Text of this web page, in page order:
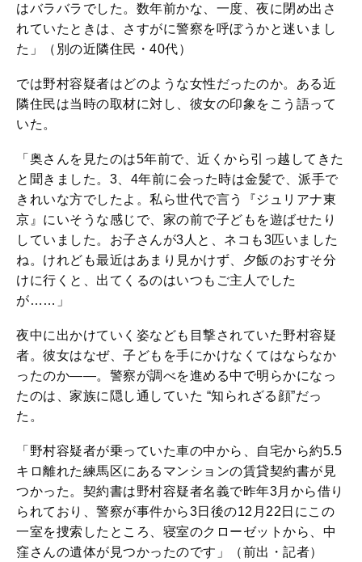
はバラバラでした。数年前かな、一度、夜に閉め出さ
れていたときは、さすがに警察を呼ぼうかと迷いまし
た」（別の近隣住民・40代）
では野村容疑者はどのような女性だったのか。ある近
隣住民は当時の取材に対し、彼女の印象をこう語って
いた。
「奥さんを見たのは5年前で、近くから引っ越してきた
と聞きました。3、4年前に会った時は金髪で、派手で
きれいな方でしたよ。私ら世代で言う『ジュリアナ東
京』にいそうな感じで、家の前で子どもを遊ばせたり
していました。お子さんが3人と、ネコも3匹いました
ね。けれども最近はあまり見かけず、夕飯のおすそ分
けに行くと、出てくるのはいつもご主人でした
が……」
夜中に出かけていく姿なども目撃されていた野村容疑
者。彼女はなぜ、子どもを手にかけなくてはならなか
ったのか――。警察が調べを進める中で明らかになっ
たのは、家族に隠し通していた “知られざる顔”だっ
た。
「野村容疑者が乗っていた車の中から、自宅から約5.5
キロ離れた練馬区にあるマンションの賃貸契約書が見
つかった。契約書は野村容疑者名義で昨年3月から借り
られており、警察が事件から3日後の12月22日にこの
一室を捜索したところ、寝室のクローゼットから、中
窪さんの遺体が見つかったのです」（前出・記者）